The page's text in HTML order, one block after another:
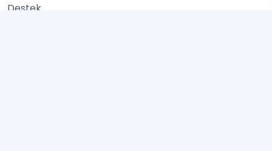
Destek